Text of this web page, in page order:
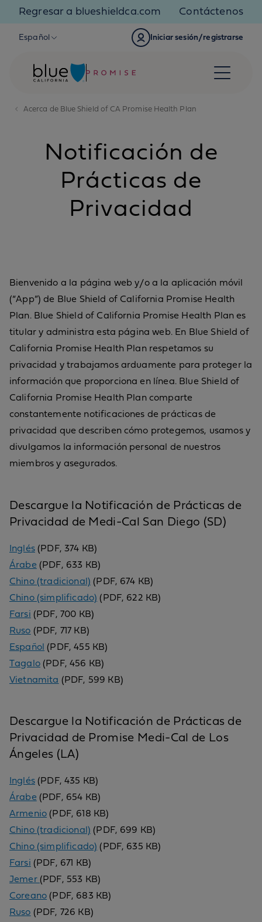
Skip to content
Regresar a blueshieldca.com Contáctenos
Español Iniciar sesión/registrarse
Acerca de Blue Shield of CA Promise Health Plan
Notificación de
Prácticas de
Privacidad
Bienvenido a la página web y/o a la aplicación móvil
(“App”) de Blue Shield of California Promise Health
Plan. Blue Shield of California Promise Health Plan es
titular y administra esta página web. En Blue Shield of
California Promise Health Plan respetamos su
privacidad y trabajamos arduamente para proteger la
información que proporciona en línea. Blue Shield of
California Promise Health Plan comparte
constantemente notificaciones de prácticas de
privacidad que describen cómo protegemos, usamos y
divulgamos la información personal de nuestros
miembros y asegurados.
Descargue la Notificación de Prácticas de
Privacidad de Medi-Cal San Diego (SD)
Inglés(PDF, 374 KB)
Árabe (PDF, 633 KB)
Chino (tradicional) (PDF, 674 KB)
Chino (simplificado) (PDF, 622 KB)
Farsi (PDF, 700 KB)
Ruso (PDF, 717 KB)
Español (PDF, 455 KB)
Tagalo(PDF, 456 KB)
Vietnamita (PDF, 599 KB)
Descargue la Notificación de Prácticas de
Privacidad de Promise Medi-Cal de Los
Ángeles (LA)
Inglés(PDF, 435 KB)
Árabe (PDF, 654 KB)
Armenio (PDF, 618 KB)
Chino (tradicional) (PDF, 699 KB)
Chino (simplificado) (PDF, 635 KB)
Farsi (PDF, 671 KB)
Jemer (PDF, 553 KB)
Coreano (PDF, 683 KB)
Ruso (PDF, 726 KB)